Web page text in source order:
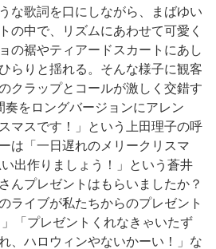
な歌詞を口にしながら、まばゆい
の中で、リズムにあわせて可愛く
の裾やティアードスカートにあし
らりと揺れる。そんな様子に観客
クラップとコールが激しく交錯す
奏をロングバージョンにアレン
マスです！」という上田理子の呼
は「一日遅れのメリークリスマ
出作りましょう！」という蒼井
んプレゼントはもらいましたか？
ライブが私たちからのプレゼント
「プレゼントくれなきゃいたず
、ハロウィンやないかーい！」な